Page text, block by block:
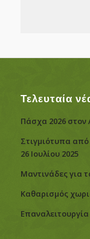
Τελευταία
Πάσχα 2026 στον
Στιγμιότυπα
26 Ιουλίου 2025
Μαντινάδες για
Καθαρισμός